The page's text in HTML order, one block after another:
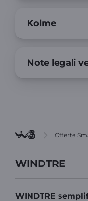
Kolme
Note legali
Offerte
WINDTRE
WINDTRE